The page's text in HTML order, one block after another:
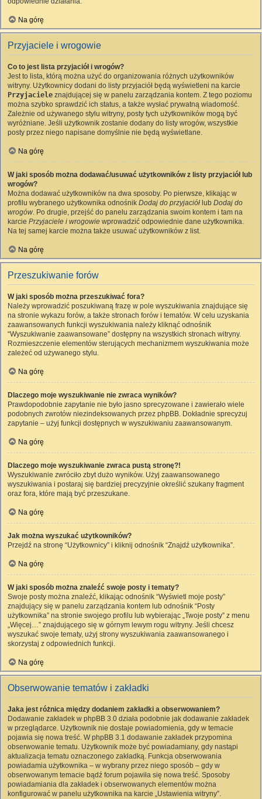
Na górę
Przyjaciele i wrogowie
Co to jest lista przyjaciół i wrogów?
Jest to lista, którą można użyć do organizowania różnych użytkowników
witryny. Użytkownicy dodani do listy przyjaciół będą wyświetleni na karcie
Przyjaciele znajdującej się w panelu zarządzania kontem. Z tego poziomu
można szybko sprawdzić ich status, a także wysłać prywatną wiadomość.
Zależnie od używanego stylu witryny, posty tych użytkowników mogą być
wyróżniane. Jeśli użytkownik zostanie dodany do listy wrogów, wszystkie
posty przez niego napisane domyślnie nie będą wyświetlane.
Na górę
W jaki sposób można dodawać/usuwać użytkowników z listy przyjaciół lub
wrogów?
Można dodawać użytkowników na dwa sposoby. Po pierwsze, klikając w
profilu wybranego użytkownika odnośnik Dodaj do przyjaciół lub Dodaj do
wrogów. Po drugie, przejść do panelu zarządzania swoim kontem i tam na
karcie Przyjaciele i wrogowie wprowadzić odpowiednie dane użytkownika.
Na tej samej karcie można także usuwać użytkowników z list.
Na górę
Przeszukiwanie forów
W jaki sposób można przeszukiwać fora?
Należy wprowadzić poszukiwaną frazę w pole wyszukiwania znajdujące się
na stronie wykazu forów, a także stronach forów i tematów. W celu uzyskania
zaawansowanych funkcji wyszukiwania należy kliknąć odnośnik
“Wyszukiwanie zaawansowane” dostępny na wszystkich stronach witryny.
Rozmieszczenie elementów sterujących mechanizmem wyszukiwania może
zależeć od używanego stylu.
Na górę
Dlaczego moje wyszukiwanie nie zwraca wyników?
Prawdopodobnie zapytanie nie było jasno sprecyzowane i zawierało wiele
podobnych zwrotów niezindeksowanych przez phpBB. Dokładnie sprecyzuj
zapytanie – użyj funkcji dostępnych w wyszukiwaniu zaawansowanym.
Na górę
Dlaczego moje wyszukiwanie zwraca pustą stronę?!
Wyszukiwanie zwróciło zbyt dużo wyników. Użyj zaawansowanego
wyszukiwania i postaraj się bardziej precyzyjnie określić szukany fragment
oraz fora, które mają być przeszukane.
Na górę
Jak można wyszukać użytkowników?
Przejdź na stronę “Użytkownicy” i kliknij odnośnik “Znajdź użytkownika”.
Na górę
W jaki sposób można znaleźć swoje posty i tematy?
Swoje posty można znaleźć, klikając odnośnik “Wyświetl moje posty”
znajdujący się w panelu zarządzania kontem lub odnośnik “Posty
użytkownika” na stronie swojego profilu lub wybierając „Twoje posty” z menu
„Więcej…” znajdującego się w górnym lewym rogu witryny. Jeśli chcesz
wyszukać swoje tematy, użyj strony wyszukiwania zaawansowanego i
skorzystaj z odpowiednich funkcji.
Na górę
Obserwowanie tematów i zakładki
Jaka jest różnica między dodaniem zakładki a obserwowaniem?
Dodawanie zakładek w phpBB 3.0 działa podobnie jak dodawanie zakładek
w przeglądarce. Użytkownik nie dostaje powiadomienia, gdy w temacie
pojawia się nowa treść. W phpBB 3.1 dodawanie zakładek przypomina
obserwowanie tematu. Użytkownik może być powiadamiany, gdy nastąpi
aktualizacja tematu oznaczonego zakładką. Funkcja obserwowania
powiadamia użytkownika – w wybrany przez niego sposób – gdy w
obserwowanym temacie bądź forum pojawiła się nowa treść. Sposoby
powiadamiania dla zakładek i obserwowanych elementów można
konfigurować w panelu użytkownika na karcie „Ustawienia witryny”.